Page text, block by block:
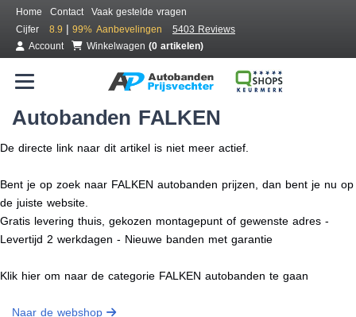
Home Contact
Vaak gestelde vragen
Cijfer
8.9 | 99% Aanbevelingen
5403 Reviews
Account
Winkelwagen (0 artikelen)
Autobanden FALKEN
De directe link naar dit artikel is niet meer actief.
Bent je op zoek naar FALKEN autobanden prijzen, dan bent je nu op
de juiste website.
Gratis levering thuis, gekozen montagepunt of gewenste adres -
Levertijd 2 werkdagen - Nieuwe banden met garantie
Klik hier om naar de categorie FALKEN autobanden te gaan
Naar de webshop